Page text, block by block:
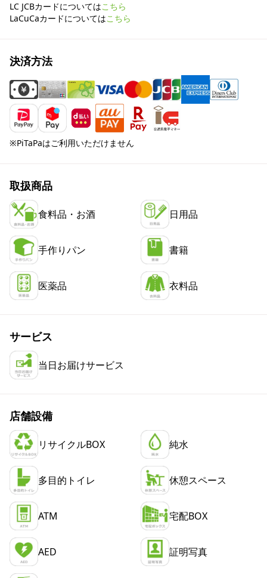
LC JCBカードについてはこちら
LaCuCaカードについてはこちら
決済方法
※PiTaPaはご利用いただけません
取扱商品
食料品・お酒 日用品
手作りパン 書籍
医薬品 衣料品
サービス
当日お届けサービス
店舗設備
リサイクルBOX 純水
多目的トイレ 休憩スペース
ATM 宅配BOX
AED 証明写真